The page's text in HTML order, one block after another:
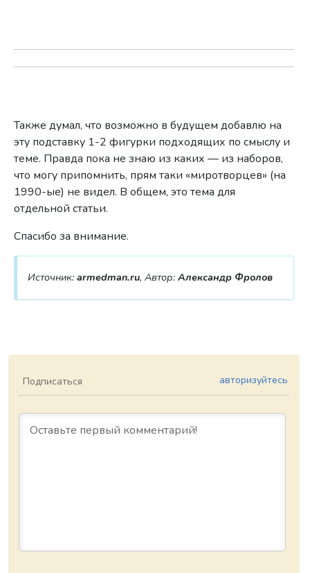
Также думал, что возможно в будущем добавлю на
эту подставку 1-2 фигурки подходящих по смыслу и
теме. Правда пока не знаю из каких — из наборов,
что могу припомнить, прям таки «миротворцев» (на
1990-ые) не видел. В общем, это тема для
отдельной статьи.
Спасибо за внимание.
Источник: armedman.ru, Автор: Александр Фролов
Подписаться авторизуйтесь